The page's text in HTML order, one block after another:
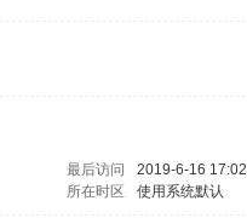
最后访问
2019-6-16 17:02
所在时区 使用系统默认